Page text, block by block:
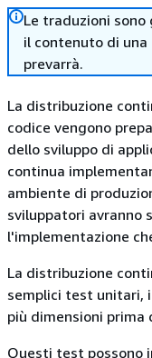
Le traduzioni
il contenuto di
prevarrà.
La distribuzione
codice vengono
dello sviluppo di
continua
ambiente di
sviluppatori avranno
l'implementazione
La distribuzione
semplici test unitari,
più dimensioni
Questi test possono